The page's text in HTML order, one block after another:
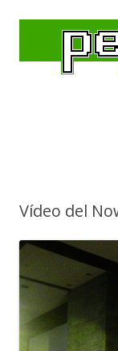
Vídeo del